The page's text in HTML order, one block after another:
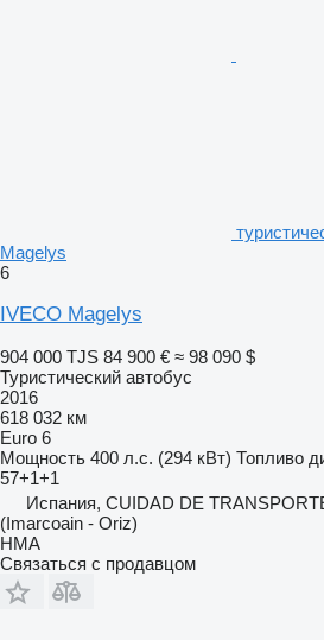
Magelys
6
IVECO Magelys
904 000 TJS 84 900 € ≈ 98 090 $
Туристический автобус
2016
618 032 км
Euro 6
Мощность 400 л.с. (294 кВт) Топливо
57+1+1
Испания, CUIDAD DE
(Imarcoain - Oriz)
HMA
Связаться с продавцом